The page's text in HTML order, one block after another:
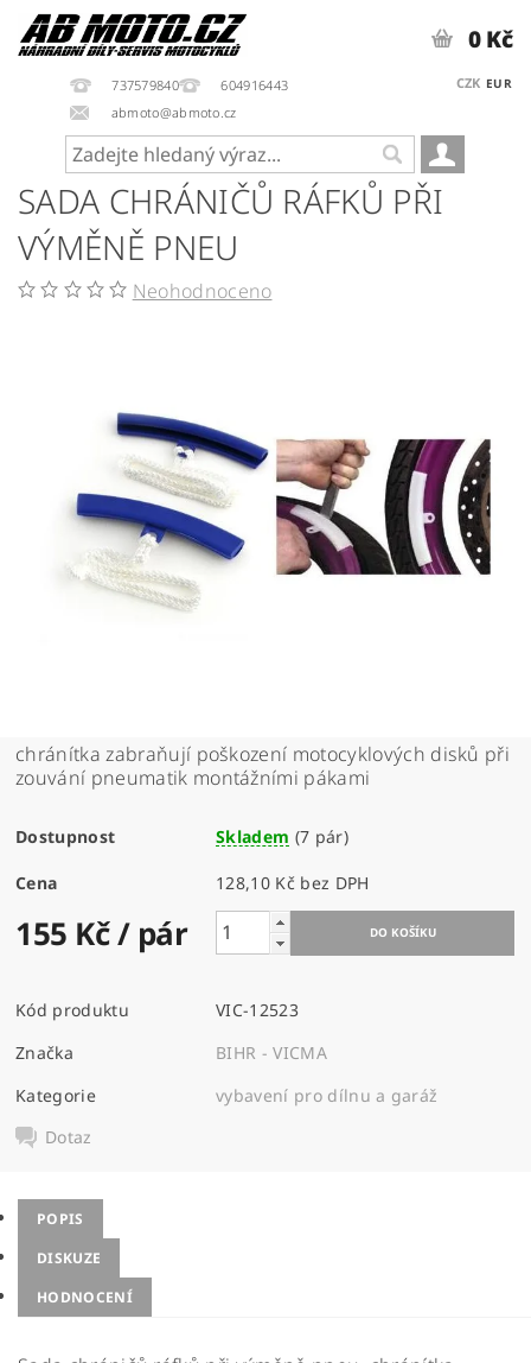
737579840
604916443
abmoto@abmoto.cz
CZK EUR
0 Kč
SADA CHRÁNIČŮ RÁFKŮ PŘI
VÝMĚNĚ PNEU
Neohodnoceno
chránítka zabraňují poškození motocyklových disků při
zouvání pneumatik montážními pákami
Dostupnost Skladem (7 pár)
Cena 128,10 Kč bez DPH
155 Kč/ pár
Kód produktu
VIC-12523
Značka
BIHR - VICMA
Kategorie
vybavení pro dílnu a garáž
Dotaz
POPIS
DISKUZE
HODNOCENÍ